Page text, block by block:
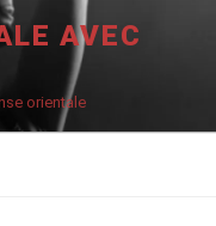
AVEC
orientale